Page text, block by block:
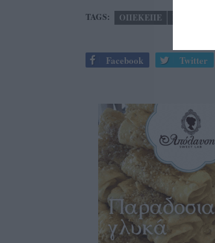
TAGS: ΟΠΕΚΕΠΕ
Facebook Twitter